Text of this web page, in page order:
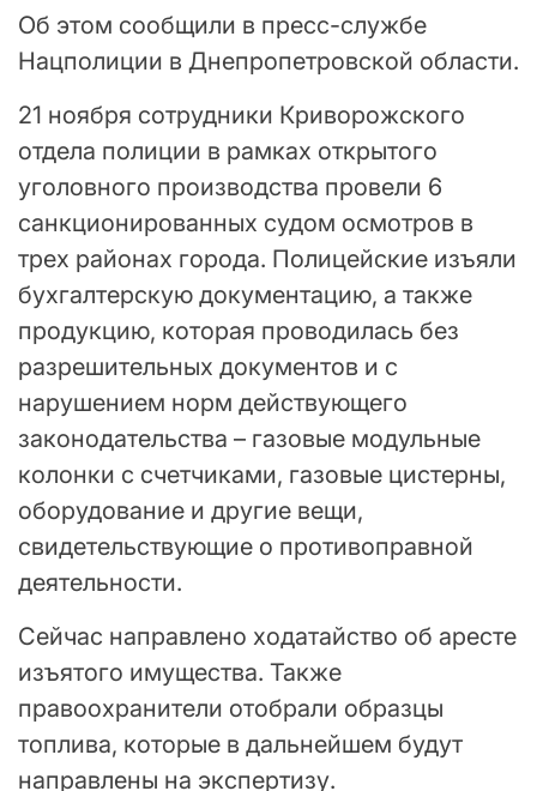
Об этом сообщили в пресс-службе
Нацполиции в Днепропетровской области.
21 ноября сотрудники Криворожского
отдела полиции в рамках открытого
уголовного производства провели 6
санкционированных судом осмотров в
трех районах города. Полицейские изъяли
бухгалтерскую документацию, а также
продукцию, которая проводилась без
разрешительных документов и с
нарушением норм действующего
законодательства – газовые модульные
колонки с счетчиками, газовые цистерны,
оборудование и другие вещи,
свидетельствующие о противоправной
деятельности.
Сейчас направлено ходатайство об аресте
изъятого имущества. Также
правоохранители отобрали образцы
топлива, которые в дальнейшем будут
направлены на экспертизу.